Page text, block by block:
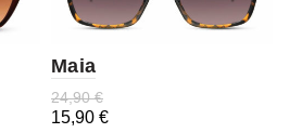
Maia
24,90€
15,90 €